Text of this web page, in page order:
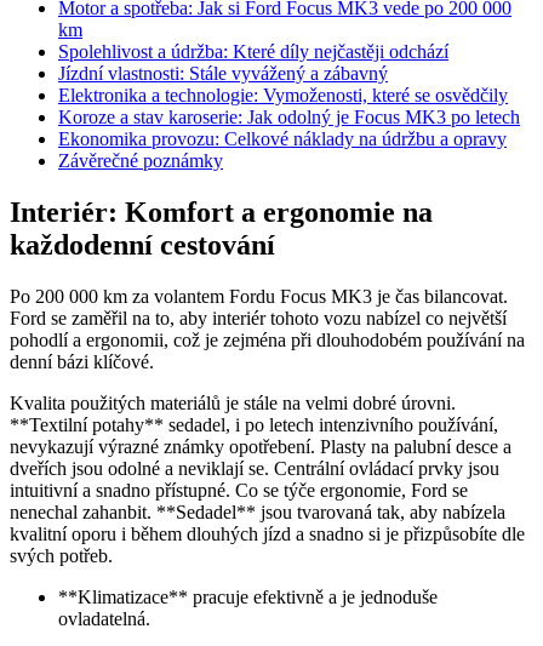
Motor a spotřeba: Jak si Ford Focus MK3 vede po 200 000
km
Spolehlivost a údržba: Které díly nejčastěji odchází
Jízdní vlastnosti: Stále vyvážený a zábavný
Elektronika a technologie: Vymoženosti, které se osvědčily
Koroze a stav karoserie: Jak odolný je Focus MK3 po letech
Ekonomika provozu: Celkové náklady na údržbu a opravy
Závěrečné poznámky
Interiér: Komfort a ergonomie na
každodenní cestování
Po 200 000 km za volantem Fordu Focus MK3 je čas bilancovat.
Ford se zaměřil na to, aby interiér tohoto vozu nabízel co největší
pohodlí a ergonomii, což je zejména při dlouhodobém používání na
denní bázi klíčové.
Kvalita použitých materiálů je stále na velmi dobré úrovni.
**Textilní potahy** sedadel, i po letech intenzivního používání,
nevykazují výrazné známky opotřebení. Plasty na palubní desce a
dveřích jsou odolné a neviklají se. Centrální ovládací prvky jsou
intuitivní a snadno přístupné. Co se týče ergonomie, Ford se
nenechal zahanbit. **Sedadel** jsou tvarovaná tak, aby nabízela
kvalitní oporu i během dlouhých jízd a snadno si je přizpůsobíte dle
svých potřeb.
**Klimatizace** pracuje efektivně a je jednoduše
ovladatelná.